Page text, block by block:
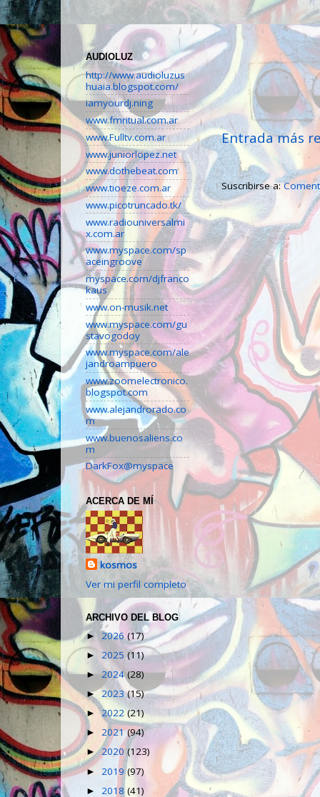
Entrada más
Suscribirse a:
AUDIOLUZ
http://www.audioluzus
huaia.blogspot.com/
iamyourdj.ning
www.fmritual.com.ar
www.Fulltv.com.ar
www.juniorlopez.net
www.dothebeat.com
www.tioeze.com.ar
www.picotruncado.tk/
www.radiouniversalmi
x.com.ar
www.myspace.com/sp
aceingroove
myspace.com/djfranco
kaus
www.on-musik.net
www.myspace.com/gu
stavogodoy
www.myspace.com/ale
jandroampuero
www.zoomelectronico.
blogspot.com
www.alejandrorado.co
m
www.buenosaliens.co
m
DarkFox@myspace
ACERCA DE MÍ
kosmos
Ver mi perfil completo
ARCHIVO DEL BLOG
► 2026(17)
► 2025(11)
► 2024(28)
► 2023(15)
►2022(21)
► 2021(94)
►2020(123)
► 2019(97)
► 2018 (41)